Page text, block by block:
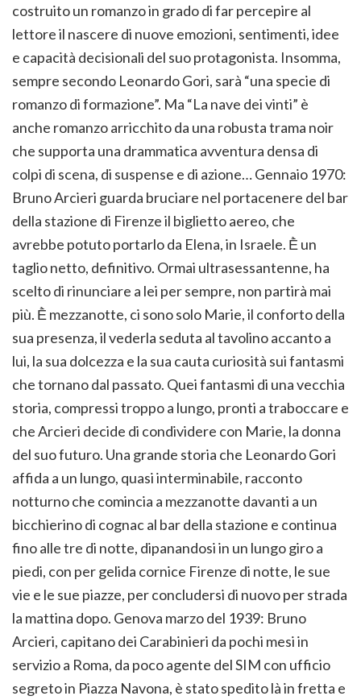
costruito un romanzo in grado di far percepire al
lettore il nascere di nuove emozioni, sentimenti, idee
e capacità decisionali del suo protagonista. Insomma,
sempre secondo Leonardo Gori, sarà “una specie di
romanzo di formazione”. Ma “La nave dei vinti” è
anche romanzo arricchito da una robusta trama noir
che supporta una drammatica avventura densa di
colpi di scena, di suspense e di azione… Gennaio 1970:
Bruno Arcieri guarda bruciare nel portacenere del bar
della stazione di Firenze il biglietto aereo, che
avrebbe potuto portarlo da Elena, in Israele. Ḕ un
taglio netto, definitivo. Ormai ultrasessantenne, ha
scelto di rinunciare a lei per sempre, non partirà mai
più. Ḕ mezzanotte, ci sono solo Marie, il conforto della
sua presenza, il vederla seduta al tavolino accanto a
lui, la sua dolcezza e la sua cauta curiosità sui fantasmi
che tornano dal passato. Quei fantasmi di una vecchia
storia, compressi troppo a lungo, pronti a traboccare e
che Arcieri decide di condividere con Marie, la donna
del suo futuro. Una grande storia che Leonardo Gori
affida a un lungo, quasi interminabile, racconto
notturno che comincia a mezzanotte davanti a un
bicchierino di cognac al bar della stazione e continua
fino alle tre di notte, dipanandosi in un lungo giro a
piedi, con per gelida cornice Firenze di notte, le sue
vie e le sue piazze, per concludersi di nuovo per strada
la mattina dopo. Genova marzo del 1939: Bruno
Arcieri, capitano dei Carabinieri da pochi mesi in
servizio a Roma, da poco agente del SIM con ufficio
segreto in Piazza Navona, è stato spedito là in fretta e